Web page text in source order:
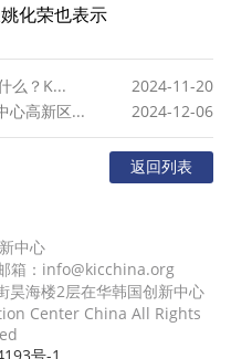
化荣也表示
么？K...
2024-11-20
心高新区...
2024-12-06
返回列表
中心
箱：info@kicchina.org
昊海楼2层在华韩国创新中心
Center China All Rights
号-1